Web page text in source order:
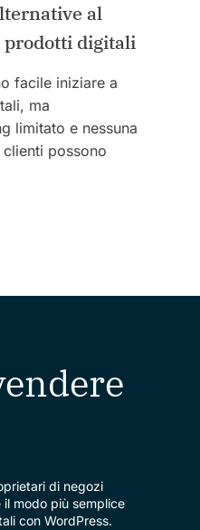
al
prodotti digitali
facile iniziare a
ma
limitato e nessuna
possono
di negozi
il modo più semplice
con WordPress.